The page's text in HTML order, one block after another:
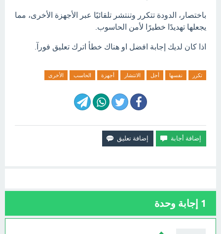
باختصار، الدودة تتكرر وتنتشر تلقائيًا عبر الأجهزة الأخرى، مما
يجعلها تهديدًا خطيرًا لأمن الحاسوب.
اذا كان لديك إجابة افضل او هناك خطأ اترك تعليق فورآ.
تكرر نفسها أجل الانتشار أجهزة الحاسب الأخرى
1 إجابة وحدة